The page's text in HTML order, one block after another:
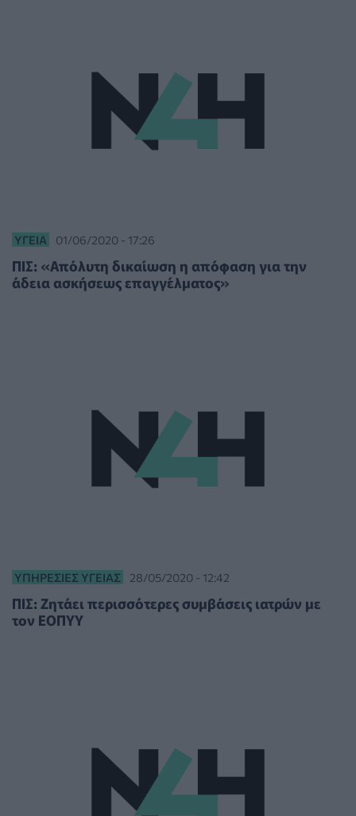
ΥΓΕΊΑ 01/06/2020 - 17:26
ΠΙΣ: «Απόλυτη δικαίωση η απόφαση για την
άδεια ασκήσεως επαγγέλματος»
ΥΠΗΡΕΣΊΕΣ ΥΓΕΊΑΣ 28/05/2020 - 12:42
ΠΙΣ: Ζητάει περισσότερες συμβάσεις ιατρών με
τον ΕΟΠΥΥ